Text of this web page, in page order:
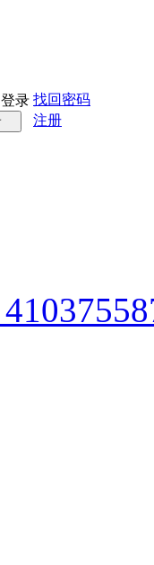
录 找回密码
注册